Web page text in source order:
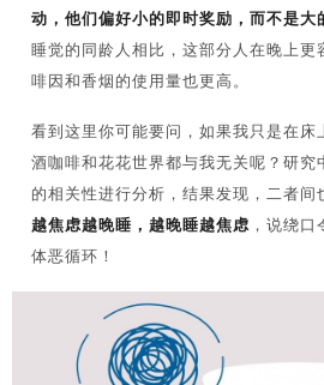
动，他们偏好小的即时奖励，而不是大
睡觉的同龄人相比，这部分人在晚上更
啡因和香烟的使用量也更高。
看到这里你可能要问，如果我只是在床
酒咖啡和花花世界都与我无关呢？研
的相关性进行分析，结果发现，二者间
越焦虑越晚睡，越晚睡越焦虑 ，说绕
体恶循环！